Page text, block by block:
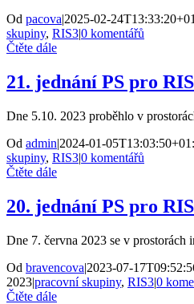
Od pacova|2025-02-
skupiny, RIS3|0 komentářů
Čtěte dále
21. jednání PS pro
Dne 5.10. 2023 proběhlo v
Od admin|2024-01-
skupiny, RIS3|0 komentářů
Čtěte dále
20. jednání PS pro
Dne 7. června 2023 se v prostorách
Od bravencova|2023-07-
2023|pracovní skupiny, RIS3|0
Čtěte dále